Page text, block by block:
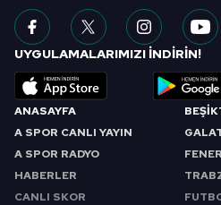
ANASAYFA
A SPOR CANLI YAYIN
A SPOR RADYO
HABERLER
CANLI SKOR
UYGULAMALARIMIZI İNDİRİN!